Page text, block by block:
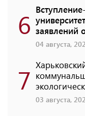
6 заявлений
04 августа,
7
03 августа,